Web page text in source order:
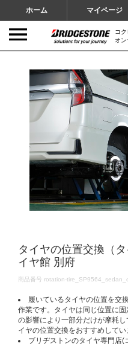
ホーム マイページ
コ
オ
タイヤの位置交換（
イヤ館 別府
DETAILS
商品番号 rotation-
履いているタイヤの位置を交
作業です。タイヤは同じ位置に
の影響により一部分だけが摩耗
イヤの位置交換をおすすめしてい
ブリヂストンのタイヤ専門店